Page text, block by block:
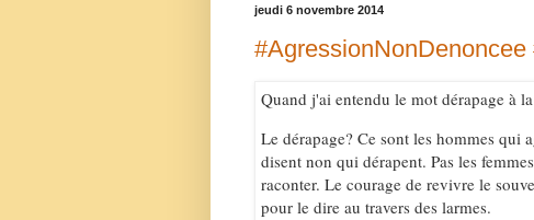
jeudi 6 novembre 2014
Quand j'ai entendu le mot dérapage à
Le dérapage? Ce sont les hommes qui
disent non qui dérapent. Pas les
raconter. Le courage de revivre le
pour le dire au travers des larmes.